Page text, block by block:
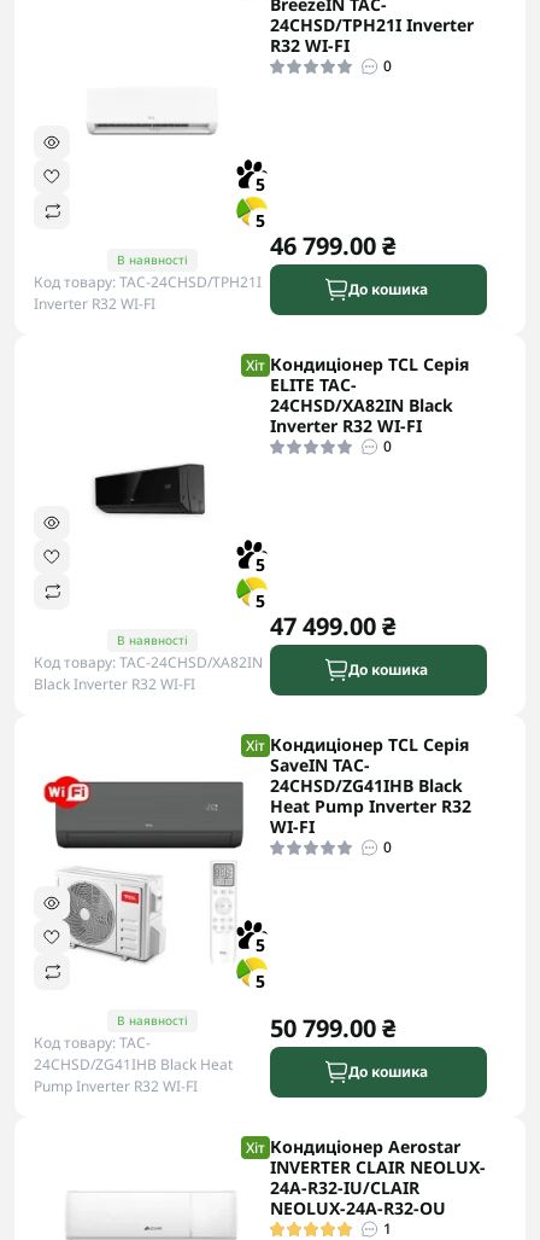
5
5
В наявності
Код товару: TAC-24CHSD/TPH21I
Inverter R32 WI-FI
24CHSD/TPH21I Inverter
R32 WI-FI
0
46 799.00 ₴
До кошика
Хіт
5
5
В наявності
Код товару: TAC-24CHSD/XA82IN
Black Inverter R32 WI-FI
Кондиціонер TCL Серія
ELITE TAC-
24CHSD/XA82IN Black
Inverter R32 WI-FI
0
47 499.00 ₴
До кошика
Хіт
5
5
В наявності
Код товару: TAC-
24CHSD/ZG41IHB Black Heat
Pump Inverter R32 WI-FI
Кондиціонер TCL Серія
SaveIN TAC-
24CHSD/ZG41IHB Black
Heat Pump Inverter R32
WI-FI
0
50 799.00 ₴
До кошика
Хіт Кондиціонер Aerostar
INVERTER CLAIR NEOLUX-
24A-R32-IU/CLAIR
NEOLUX-24A-R32-OU
1